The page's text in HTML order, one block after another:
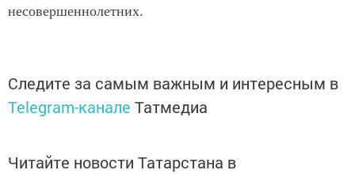
несовершеннолетних.
Следите за самым важным и интересным в
Telegram-канале Татмедиа
Читайте новости Татарстана в